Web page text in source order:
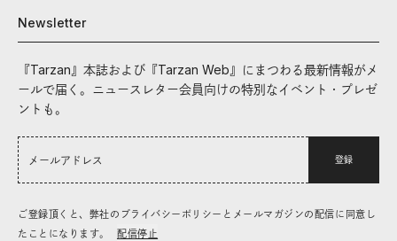
Newsletter
『Tarzan』本誌および『Tarzan Web』にまつわる最新情報がメ
ールで届く。ニュースレター会員向けの特別なイベント・プレゼ
ントも。
登録
ご登録頂くと、弊社のプライバシーポリシーとメールマガジンの配信に同意し
たことになります。
配信停止